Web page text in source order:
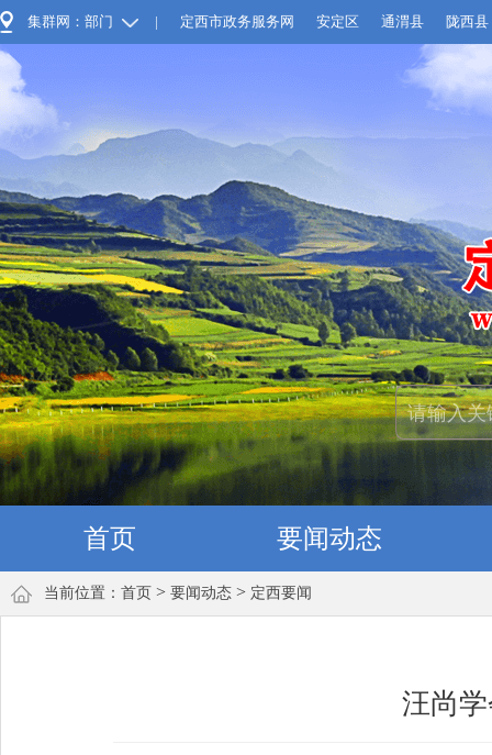
集群网：部门 | 定西市政务服务网 安定区 通渭县 陇西县
首页 要闻动态
当前位置： 首页 > 要闻动态 > 定西要闻
汪尚